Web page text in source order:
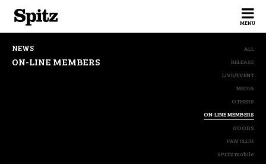
MENU
NEWS
ON-LINE MEMBERS
ALL
RELEASE
LIVE/EVENT
MEDIA
OTHERS
ON-LINE MEMBERS
GOODS
FAN CLUB
SPITZ mobile